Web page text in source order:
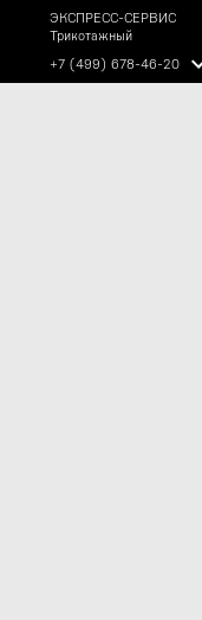
ЭКСПРЕСС-СЕРВИС
Трикотажный
+7 (499) 678-46-20